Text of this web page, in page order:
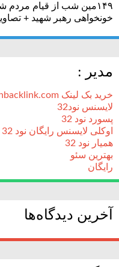
۱۴۹مین شب از قیام
خونخواهی رهبر شهید +
مدیر :
خرید بک لینک behtarinbacklink.com
لایسنس نود32
پسورد نود 32
اوکلی لایسنس رایگان نود 32
همیار نود 32
بهترین سئو
رایگان
آخرین دیدگاه‌ها